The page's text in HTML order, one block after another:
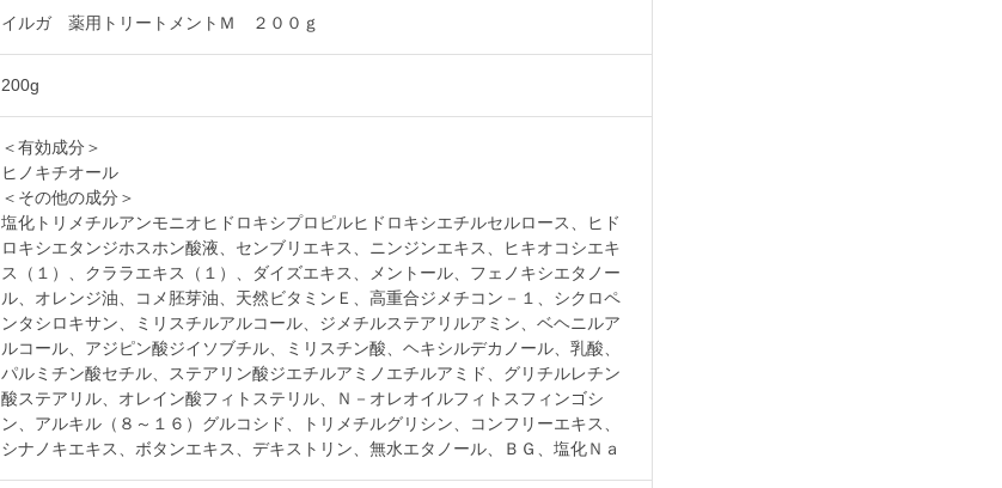
イルガ 薬用トリートメントＭ ２００ｇ
200g
＜有効成分＞
ヒノキチオール
＜その他の成分＞
塩化トリメチルアンモニオヒドロキシプロピルヒドロキシエチルセルロース、ヒド
ロキシエタンジホスホン酸液、センブリエキス、ニンジンエキス、ヒキオコシエキ
ス（１）、クララエキス（１）、ダイズエキス、メントール、フェノキシエタノー
ル、オレンジ油、コメ胚芽油、天然ビタミンＥ、高重合ジメチコン－１、シクロペ
ンタシロキサン、ミリスチルアルコール、ジメチルステアリルアミン、ベヘニルア
ルコール、アジピン酸ジイソブチル、ミリスチン酸、ヘキシルデカノール、乳酸、
パルミチン酸セチル、ステアリン酸ジエチルアミノエチルアミド、グリチルレチン
酸ステアリル、オレイン酸フィトステリル、Ｎ－オレオイルフィトスフィンゴシ
ン、アルキル（８～１６）グルコシド、トリメチルグリシン、コンフリーエキス、
シナノキエキス、ボタンエキス、デキストリン、無水エタノール、ＢＧ、塩化Ｎａ